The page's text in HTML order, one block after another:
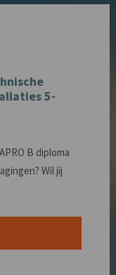
5-
B diploma
Wil jij